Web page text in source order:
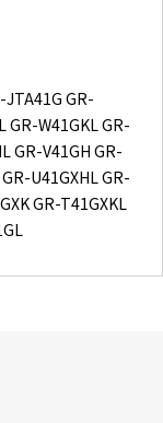
JTA41G GR-
GR-W41GKL GR-
GR-V41GH GR-
U41GXHL GR-
GR-T41GXKL